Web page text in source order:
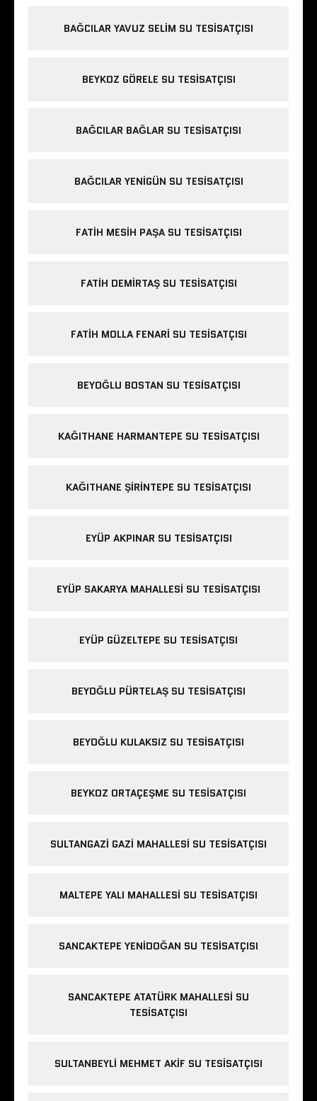
BAĞCILAR YAVUZ SELIM SU TESISATÇISI
BEYKOZ GÖRELE SU TESISATÇISI
BAĞCILAR BAĞLAR SU TESISATÇISI
BAĞCILAR YENIGÜN SU TESISATÇISI
FATIH MESIH PAŞA SU TESISATÇISI
FATIH DEMIRTAŞ SU TESISATÇISI
FATIH MOLLA FENARI SU TESISATÇISI
BEYOĞLU BOSTAN SU TESISATÇISI
KAĞITHANE HARMANTEPE SU TESISATÇISI
KAĞITHANE ŞIRINTEPE SU TESISATÇISI
EYÜP AKPINAR SU TESISATÇISI
EYÜP SAKARYA MAHALLESI SU TESISATÇISI
EYÜP GÜZELTEPE SU TESISATÇISI
BEYOĞLU PÜRTELAŞ SU TESISATÇISI
BEYOĞLU KULAKSIZ SU TESISATÇISI
BEYKOZ ORTAÇEŞME SU TESISATÇISI
SULTANGAZI GAZI MAHALLESI SU TESISATÇISI
MALTEPE YALI MAHALLESI SU TESISATÇISI
SANCAKTEPE YENIDOĞAN SU TESISATÇISI
SANCAKTEPE ATATÜRK MAHALLESI SU
TESISATÇISI
SULTANBEYLI MEHMET AKIF SU TESISATÇISI